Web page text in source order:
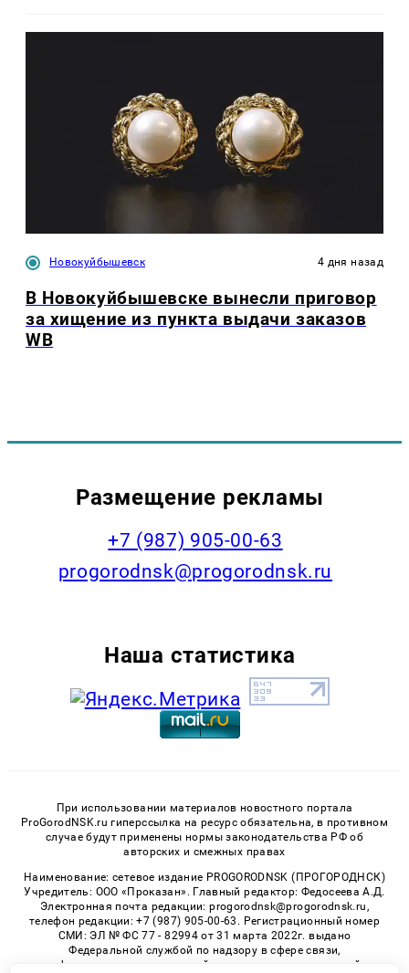
Новокуйбышевск 4 дня назад
В Новокуйбышевске вынесли приговор
за хищение из пункта выдачи заказов
WB
Размещение рекламы
+7 (987) 905-00-63
progorodnsk@progorodnsk.ru
Наша статистика
При использовании материалов новостного портала
ProGorodNSK.ru гиперссылка на ресурс обязательна, в противном
случае будут применены нормы законодательства РФ об
авторских и смежных правах
Наименование: сетевое издание PROGORODNSK (ПРОГОРОДНСК)
Учредитель: ООО «Проказан». Главный редактор: Федосеева А.Д.
Электронная почта редакции: progorodnsk@progorodnsk.ru,
телефон редакции: +7 (987) 905-00-63. Регистрационный номер
СМИ: ЭЛ № ФС 77 - 82994 от 31 марта 2022г. выдано
Федеральной службой по надзору в сфере связи,
информационных технологий и массовых коммуникаций.